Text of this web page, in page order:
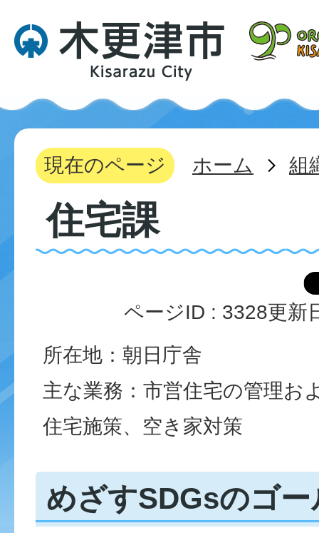
現在のページ ホーム 組
住宅課
ページID : 3328更新
所在地：朝日庁舎
主な業務：市営住宅の管理お
住宅施策、空き家対策
めざすSDGsのゴー